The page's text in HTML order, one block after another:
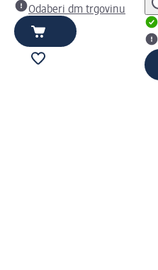
Odaberi dm trgovinu